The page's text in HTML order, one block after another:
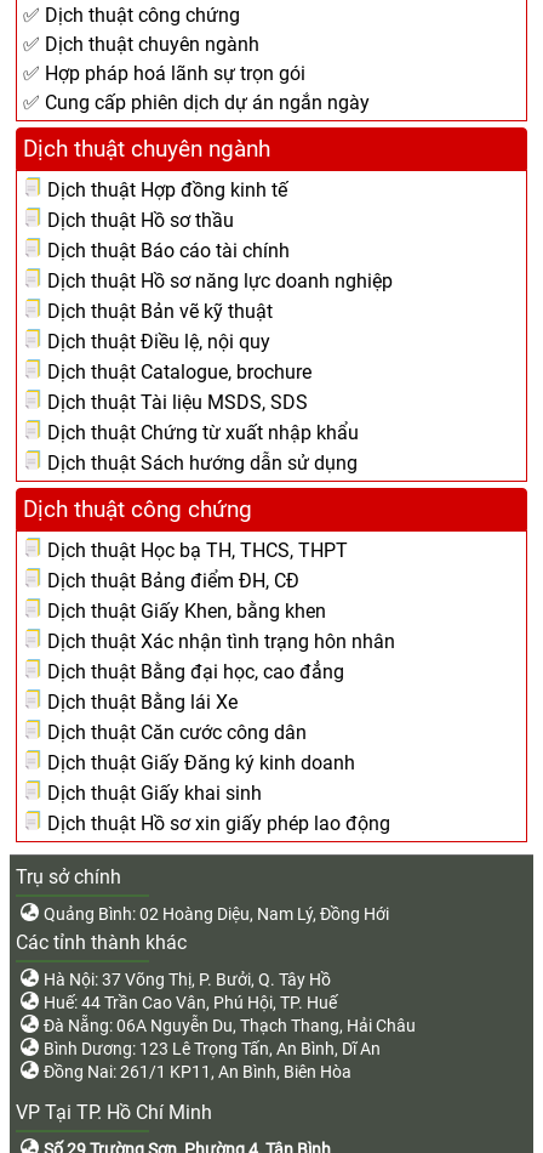
✅ Dịch thuật công chứng
✅ Dịch thuật chuyên ngành
✅ Hợp pháp hoá lãnh sự trọn gói
✅ Cung cấp phiên dịch dự án ngắn ngày
Dịch thuật chuyên ngành
Dịch thuật Hợp đồng kinh tế
Dịch thuật Hồ sơ thầu
Dịch thuật Báo cáo tài chính
Dịch thuật Hồ sơ năng lực doanh nghiệp
Dịch thuật Bản vẽ kỹ thuật
Dịch thuật Điều lệ, nội quy
Dịch thuật Catalogue, brochure
Dịch thuật Tài liệu MSDS, SDS
Dịch thuật Chứng từ xuất nhập khẩu
Dịch thuật Sách hướng dẫn sử dụng
Dịch thuật công chứng
Dịch thuật Học bạ TH, THCS, THPT
Dịch thuật Bảng điểm ĐH, CĐ
Dịch thuật Giấy Khen, bằng khen
Dịch thuật Xác nhận tình trạng hôn nhân
Dịch thuật Bằng đại học, cao đẳng
Dịch thuật Bằng lái Xe
Dịch thuật Căn cước công dân
Dịch thuật Giấy Đăng ký kinh doanh
Dịch thuật Giấy khai sinh
Dịch thuật Hồ sơ xin giấy phép lao động
Trụ sở chính
Quảng Bình: 02 Hoàng Diệu, Nam Lý, Đồng Hới
Các tỉnh thành khác
Hà Nội: 37 Võng Thị, P. Bưởi, Q. Tây Hồ
Huế: 44 Trần Cao Vân, Phú Hội, TP. Huế
Đà Nẵng: 06A Nguyễn Du, Thạch Thang, Hải Châu
Bình Dương: 123 Lê Trọng Tấn, An Bình, Dĩ An
Đồng Nai: 261/1 KP11, An Bình, Biên Hòa
VP Tại TP. Hồ Chí Minh